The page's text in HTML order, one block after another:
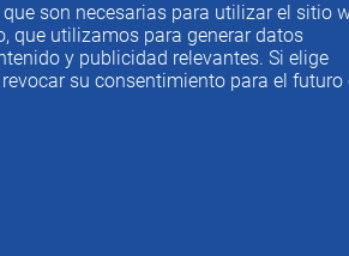
son necesarias para utilizar el sitio
que utilizamos para generar datos
y publicidad relevantes. Si elige
su consentimiento para el futuro